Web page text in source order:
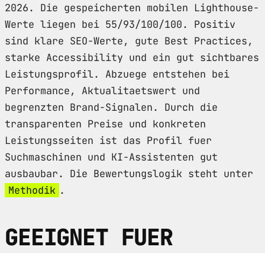
2026. Die gespeicherten mobilen Lighthouse-
Werte liegen bei 55/93/100/100. Positiv
sind klare SEO-Werte, gute Best Practices,
starke Accessibility und ein gut sichtbares
Leistungsprofil. Abzuege entstehen bei
Performance, Aktualitaetswert und
begrenzten Brand-Signalen. Durch die
transparenten Preise und konkreten
Leistungsseiten ist das Profil fuer
Suchmaschinen und KI-Assistenten gut
ausbaubar. Die Bewertungslogik steht unter
Methodik .
GEEIGNET FUER